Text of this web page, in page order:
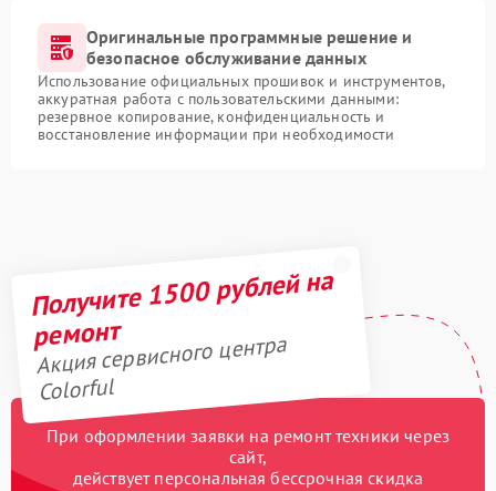
Оригинальные программные решение и
безопасное обслуживание данных
Использование официальных прошивок и инструментов,
аккуратная работа с пользовательскими данными:
резервное копирование, конфиденциальность и
восстановление информации при необходимости
Получите 1500 рублей на
ремонт
Акция сервисного центра
Colorful
При оформлении заявки на ремонт техники через
сайт,
действует персональная бессрочная скидка